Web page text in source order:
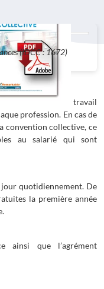
(IDCC : 1672)
du code du travail
profession. En cas de
convention collective, ce
au salarié qui sont
quotidiennement. De
la première année
ainsi que l’agrément